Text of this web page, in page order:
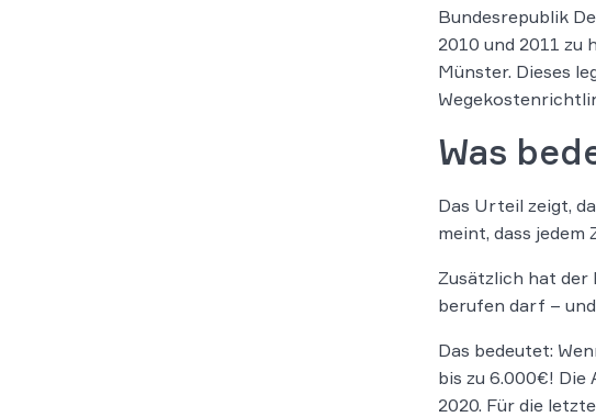
Bundesrepublik
2010 und 2011 zu
Münster. Dieses
Was
Das Urteil zeigt,
meint, dass jedem
Zusätzlich hat der
berufen darf –
Das bedeutet:
bis zu 6.000€!
2020. Für die